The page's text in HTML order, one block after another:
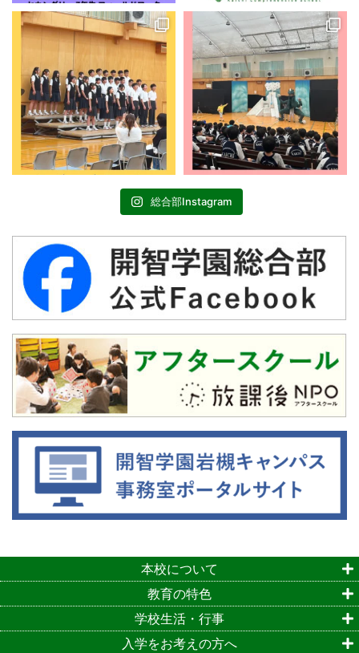
総合部Instagram
本校について
教育の特色
学校生活・行事
入学をお考えの方へ